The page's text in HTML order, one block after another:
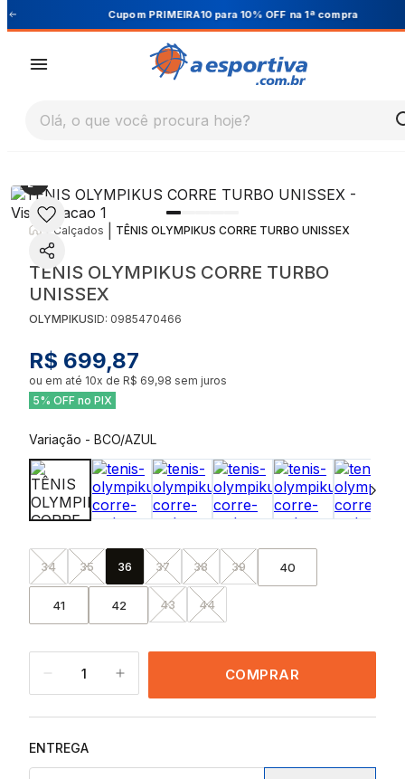
Cupom PRIMEIRA10 para 10% OFF na 1ª compra
Olá, o que você procura hoje?
Calçados TÊNIS OLYMPIKUS CORRE TURBO UNISSEX
TÊNIS OLYMPIKUS CORRE TURBO
UNISSEX
OLYMPIKUSID: 0985470466
R$ 699,87
ou em até 10x de R$ 69,98 sem juros
5% OFF no PIX
Variação - BCO/AZUL
34 35 36 37 38 39 40
41 42 43 44
1 COMPRAR
ENTREGA